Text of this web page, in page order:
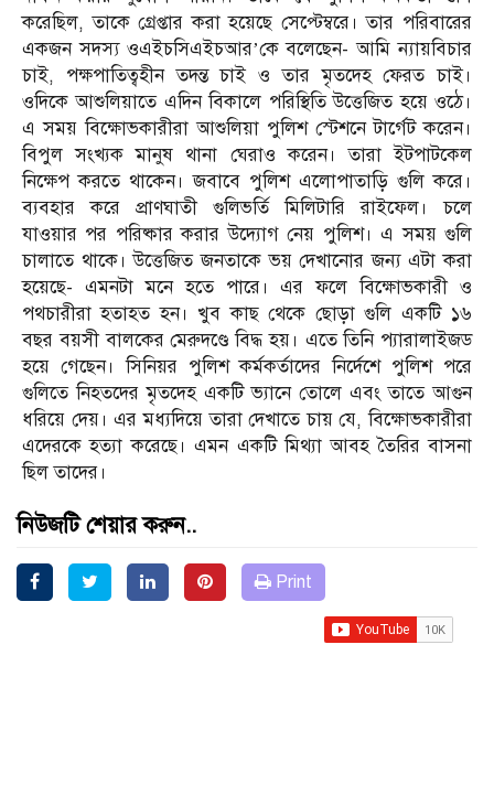
করেছিল, তাকে গ্রেপ্তার করা হয়েছে সেপ্টেম্বরে। তার পরিবারের
একজন সদস্য ওএইচসিএইচআর’কে বলেছেন- আমি ন্যায়বিচার
চাই, পক্ষপাতিত্বহীন তদন্ত চাই ও তার মৃতদেহ ফেরত চাই।
ওদিকে আশুলিয়াতে এদিন বিকালে পরিস্থিতি উত্তেজিত হয়ে ওঠে।
এ সময় বিক্ষোভকারীরা আশুলিয়া পুলিশ স্টেশনে টার্গেট করেন।
বিপুল সংখ্যক মানুষ থানা ঘেরাও করেন। তারা ইটপাটকেল
নিক্ষেপ করতে থাকেন। জবাবে পুলিশ এলোপাতাড়ি গুলি করে।
ব্যবহার করে প্রাণঘাতী গুলিভর্তি মিলিটারি রাইফেল। চলে
যাওয়ার পর পরিষ্কার করার উদ্যোগ নেয় পুলিশ। এ সময় গুলি
চালাতে থাকে। উত্তেজিত জনতাকে ভয় দেখানোর জন্য এটা করা
হয়েছে- এমনটা মনে হতে পারে। এর ফলে বিক্ষোভকারী ও
পথচারীরা হতাহত হন। খুব কাছ থেকে ছোড়া গুলি একটি ১৬
বছর বয়সী বালকের মেরুদণ্ডে বিদ্ধ হয়। এতে তিনি প্যারালাইজড
হয়ে গেছেন। সিনিয়র পুলিশ কর্মকর্তাদের নির্দেশে পুলিশ পরে
গুলিতে নিহতদের মৃতদেহ একটি ভ্যানে তোলে এবং তাতে আগুন
ধরিয়ে দেয়। এর মধ্যদিয়ে তারা দেখাতে চায় যে, বিক্ষোভকারীরা
এদেরকে হত্যা করেছে। এমন একটি মিথ্যা আবহ তৈরির বাসনা
ছিল তাদের।
নিউজটি শেয়ার করুন..
Print